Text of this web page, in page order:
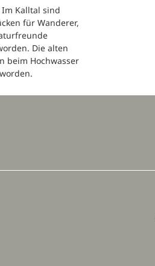
Kalltal sind
für Wanderer,
Die alten
beim Hochwasser